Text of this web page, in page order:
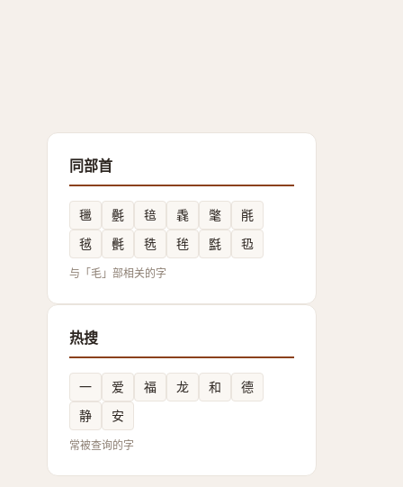
同部首
㲱 氎 毰 毳 氅
㲖
毧
㲲 毨 毪 㲯 㲌
与「毛」部相关的字
热搜
一 爱 福 龙 和
德
静
安
常被查询的字